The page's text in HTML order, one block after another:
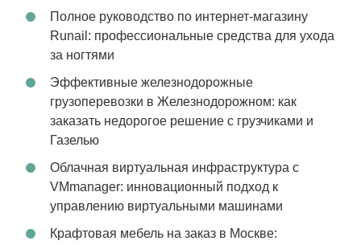
Полное руководство по интернет-магазину
Runail: профессиональные средства для ухода
за ногтями
Эффективные железнодорожные
грузоперевозки в Железнодорожном: как
заказать недорогое решение с грузчиками и
Газелью
Облачная виртуальная инфраструктура с
VMmanager: инновационный подход к
управлению виртуальными машинами
Крафтовая мебель на заказ в Москве: